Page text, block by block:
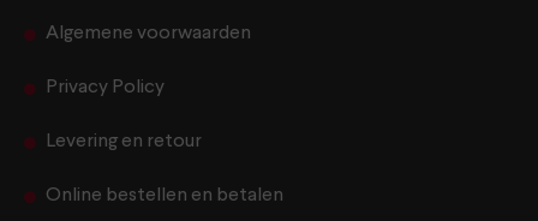
Algemene voorwaarden
Privacy Policy
Levering en retour
Online bestellen en betalen